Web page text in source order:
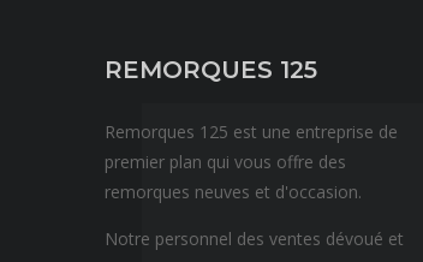
REMORQUES 125
Remorques 125 est une entreprise de
premier plan qui vous offre des
remorques neuves et d'occasion.
Notre personnel des ventes dévoué et